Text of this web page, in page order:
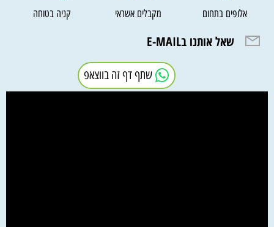
אלופים בתחום מקבלים אשראי קניה בטוחה
שאל אותנו בE-MAIL
שתף דף זה בווצאפ